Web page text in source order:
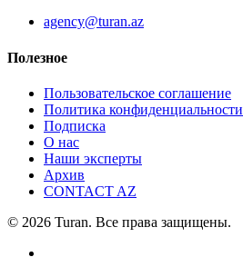
agency@turan.az
Полезное
Пользовательское соглашение
Политика конфиденциальности
Подписка
О нас
Наши эксперты
Архив
CONTACT AZ
© 2026 Turan. Все права защищены.